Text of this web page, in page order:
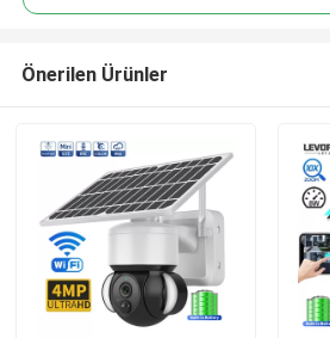
Önerilen Ürünler